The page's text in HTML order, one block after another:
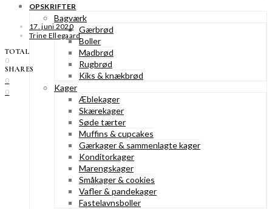
OPSKRIFTER
Bagværk
Gærbrød
Boller
Madbrød
Rugbrød
Kiks & knækbrød
Kager
Æblekager
Skærekager
Søde tærter
Muffins & cupcakes
Gærkager & sammenlagte kager
Konditorkager
Marengskager
Småkager & cookies
Vafler & pandekager
Fastelavnsboller
17. juni 2020
Trine Ellegaard
TOTAL
0
SHARES
0
0